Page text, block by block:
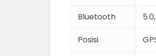
Bluetooth
Posisi